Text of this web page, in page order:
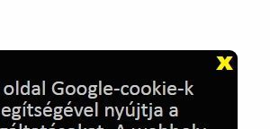
Hagymatikum | Makó fürdő
2022. Nov. 01.